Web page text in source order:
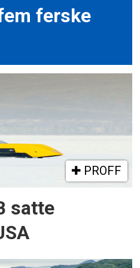
ferske
PROFF
satte